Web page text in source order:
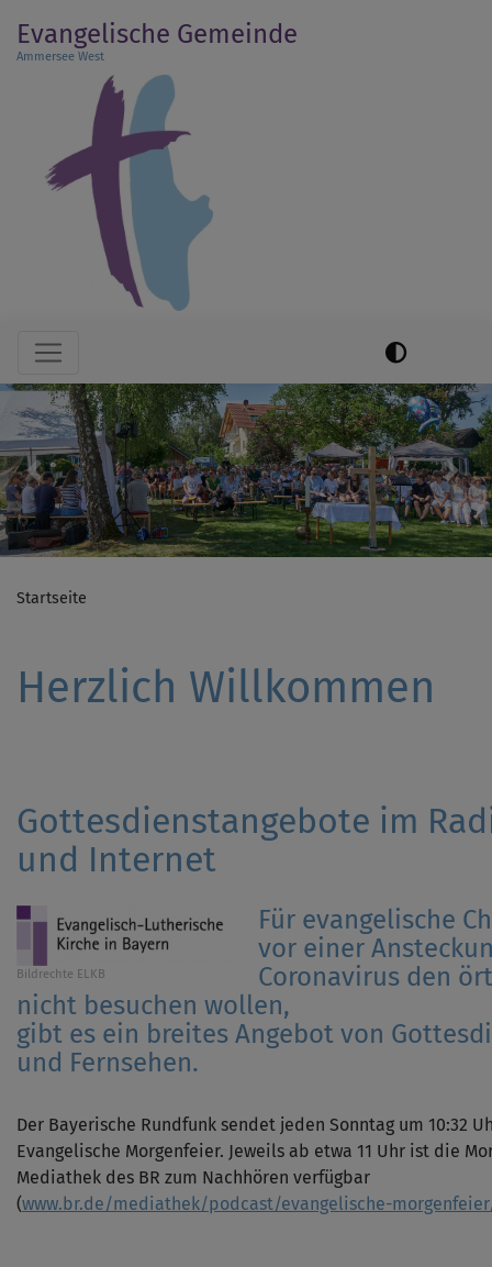
zum
Inhalt
Evangelische Gemeinde
Ammersee West
Hauptnavigation
Previous Next
Startseite
Herzlich Willkommen
Gottesdienstangebote im
und Internet
Bildrechte ELKB
Für evangelische
vor einer
Coronavirus den
nicht besuchen wollen,
gibt es ein breites Angebot von
und Fernsehen.
Der Bayerische Rundfunk sendet jeden Sonntag um 10:32
Evangelische Morgenfeier. Jeweils ab etwa 11 Uhr ist die
Mediathek des BR zum Nachhören verfügbar
(www.br.de/mediathek/podcast/evangelische-